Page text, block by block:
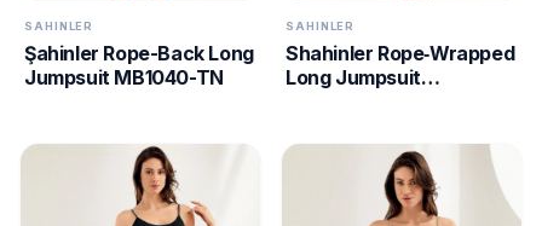
SAHINLER
Şahinler Rope-Back Long
Jumpsuit MB1040-TN
SAHINLER
Shahinler Rope‑Wrapped
Long Jumpsuit